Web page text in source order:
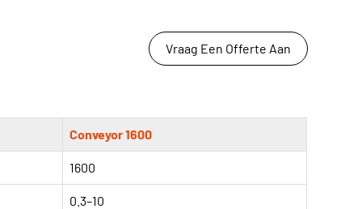
Vraag Een Offerte Aan
Conveyor 1600
1600
0.3–10